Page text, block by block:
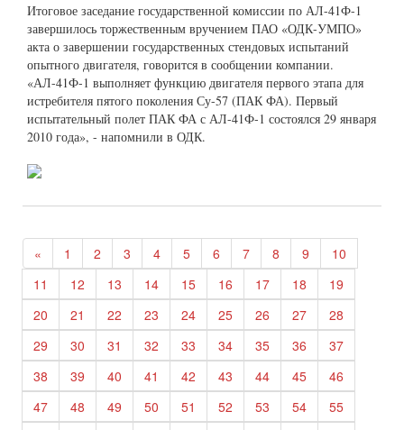
Итоговое заседание государственной комиссии по АЛ-41Ф-1
завершилось торжественным вручением ПАО «ОДК-УМПО»
акта о завершении государственных стендовых испытаний
опытного двигателя, говорится в сообщении компании.
«АЛ-41Ф-1 выполняет функцию двигателя первого этапа для
истребителя пятого поколения Су-57 (ПАК ФА). Первый
испытательный полет ПАК ФА с АЛ-41Ф-1 состоялся 29 января
2010 года», - напомнили в ОДК.
« 1 2 3 4 5 6 7 8 9
10
11
12 13 14 15 16 17 18
19
20
21 22 23 24 25 26 27
28
29
30 31 32 33 34 35 36
37
38
39 40 41 42 43 44 45
46
47
48 49 50 51 52 53 54
55